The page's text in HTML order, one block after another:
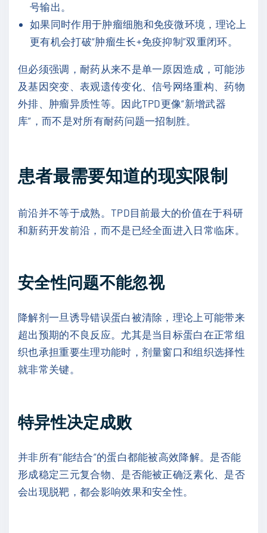
号输出。
如果同时作用于肿瘤细胞和免疫微环境，理论上
更有机会打破“肿瘤生长+免疫抑制”双重闭环。
但必须强调，耐药从来不是单一原因造成，可能涉
及基因突变、表观遗传变化、信号网络重构、药物
外排、肿瘤异质性等。因此TPD更像“新增武器
库”，而不是对所有耐药问题一招制胜。
患者最需要知道的现实限制
前沿并不等于成熟。TPD目前最大的价值在于科研
和新药开发前沿，而不是已经全面进入日常临床。
安全性问题不能忽视
降解剂一旦诱导错误蛋白被清除，理论上可能带来
超出预期的不良反应。尤其是当目标蛋白在正常组
织也承担重要生理功能时，剂量窗口和组织选择性
就非常关键。
特异性决定成败
并非所有“能结合”的蛋白都能被高效降解。是否能
形成稳定三元复合物、是否能被正确泛素化、是否
会出现脱靶，都会影响效果和安全性。